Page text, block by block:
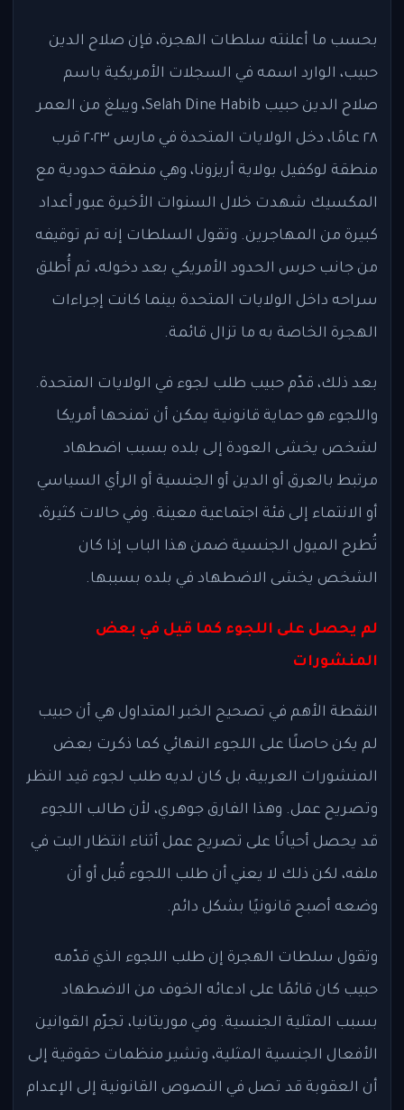
بحسب ما أعلنته سلطات الهجرة، فإن صلاح الدين
حبيب، الوارد اسمه في السجلات الأمريكية باسم
صلاح الدين حبيب Selah Dine Habib، ويبلغ من العمر
٢٨ عامًا، دخل الولايات المتحدة في مارس ٢٠٢٣ قرب
منطقة لوكفيل بولاية أريزونا، وهي منطقة حدودية مع
المكسيك شهدت خلال السنوات الأخيرة عبور أعداد
كبيرة من المهاجرين. وتقول السلطات إنه تم توقيفه
من جانب حرس الحدود الأمريكي بعد دخوله، ثم أُطلق
سراحه داخل الولايات المتحدة بينما كانت إجراءات
الهجرة الخاصة به ما تزال قائمة.
بعد ذلك، قدّم حبيب طلب لجوء في الولايات المتحدة.
واللجوء هو حماية قانونية يمكن أن تمنحها أمريكا
لشخص يخشى العودة إلى بلده بسبب اضطهاد
مرتبط بالعرق أو الدين أو الجنسية أو الرأي السياسي
أو الانتماء إلى فئة اجتماعية معينة. وفي حالات كثيرة،
تُطرح الميول الجنسية ضمن هذا الباب إذا كان
الشخص يخشى الاضطهاد في بلده بسببها.
لم يحصل على اللجوء كما قيل في بعض
المنشورات
النقطة الأهم في تصحيح الخبر المتداول هي أن حبيب
لم يكن حاصلًا على اللجوء النهائي كما ذكرت بعض
المنشورات العربية، بل كان لديه طلب لجوء قيد النظر
وتصريح عمل. وهذا الفارق جوهري، لأن طالب اللجوء
قد يحصل أحيانًا على تصريح عمل أثناء انتظار البت في
ملفه، لكن ذلك لا يعني أن طلب اللجوء قُبل أو أن
وضعه أصبح قانونيًا بشكل دائم.
وتقول سلطات الهجرة إن طلب اللجوء الذي قدّمه
حبيب كان قائمًا على ادعائه الخوف من الاضطهاد
بسبب المثلية الجنسية. وفي موريتانيا، تجرّم القوانين
الأفعال الجنسية المثلية، وتشير منظمات حقوقية إلى
أن العقوبة قد تصل في النصوص القانونية إلى الإعدام